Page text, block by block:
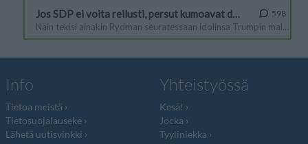
Info
Tietoa meistä
Tietosuojalauseke
Lähetä uutisvinkki
Yhteistyössä
Kesä!
Jocka
Tyyliniekka